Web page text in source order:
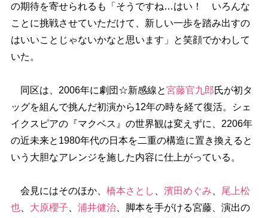
の期待を寄せられるも「そうですね…はい！ いろんな
ことに挑戦させていただけて、新しい一歩を踏み出すの
はいいことじゃないかなと思います」と笑顔でかわして
いた。
同区は、2006年に劇団☆新感線と宮藤官九郎氏が初タ
ッグを組んで挑んだ初演から12年の時を経て復活。シェ
イクスピアの『マクベス』の世界観は変えずに、2206年
の近未来と1980年代の日本を二重の構造に置き換えると
いう大胆なアレンジを施した内容に仕上がっている。
会見にはそのほか、 橋本さとし 濱田めぐみ
尾上松
也、 大原櫻子 浦井健治、脚本を手がける宮藤、演出の